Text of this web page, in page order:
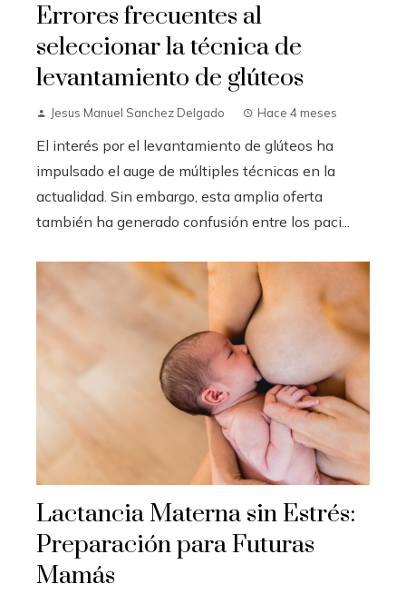
Errores frecuentes al
seleccionar la técnica de
levantamiento de glúteos
Jesus Manuel Sanchez Delgado Hace 4 meses
El interés por el levantamiento de glúteos ha
impulsado el auge de múltiples técnicas en la
actualidad. Sin embargo, esta amplia oferta
también ha generado confusión entre los paci...
Lactancia Materna sin Estrés:
Preparación para Futuras
Mamás